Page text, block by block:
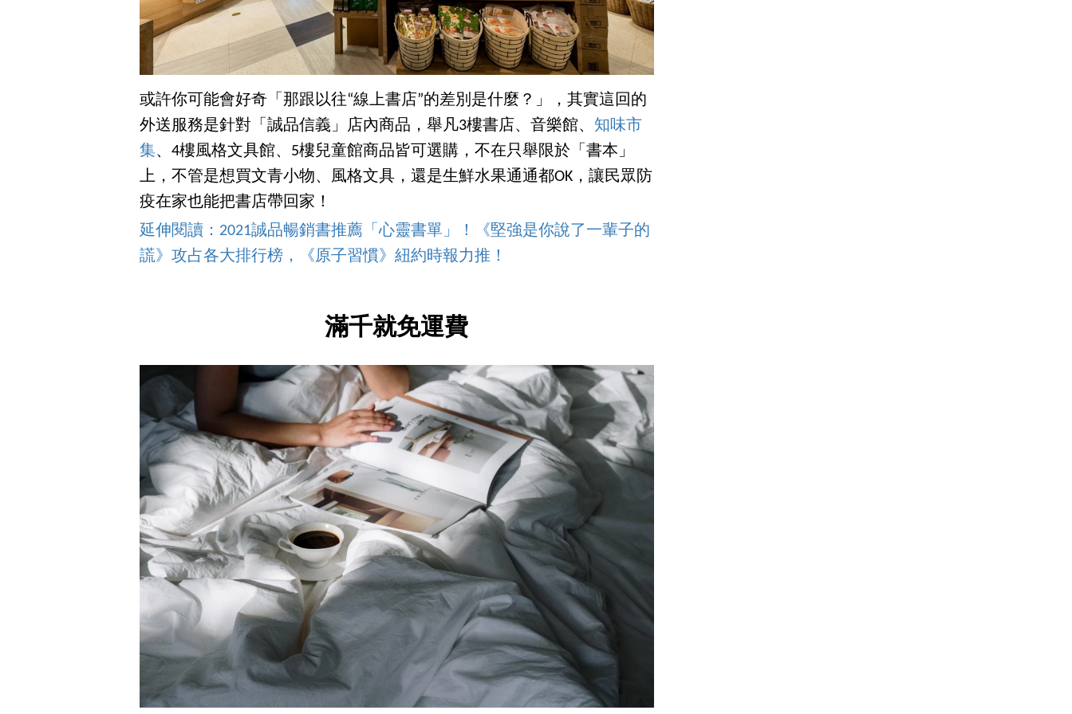
或許你可能會好奇「那跟以往“線上書店”的差別是什麼？」，其實這回的
外送服務是針對「誠品信義」店內商品，舉凡3樓書店、音樂館、 知味市
集、4樓風格文具館、5樓兒童館商品皆可選購，不在只舉限於「書本」
上，不管是想買文青小物、風格文具，還是生鮮水果通通都OK，讓民眾防
疫在家也能把書店帶回家！
延伸閱讀：2021誠品暢銷書推薦「心靈書單」！《堅強是你說了一輩子的
謊》攻占各大排行榜，《原子習慣》紐約時報力推！
滿千就免運費